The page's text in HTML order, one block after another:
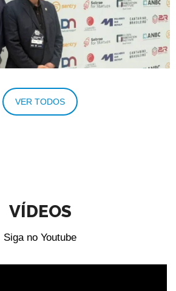
VER TODOS
VÍDEOS
Siga no Youtube